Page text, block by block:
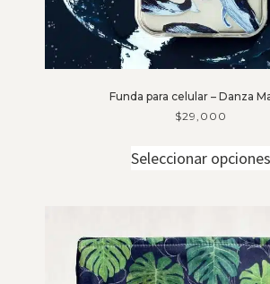
Funda para celular – Danza
$29,000
Seleccionar opciones